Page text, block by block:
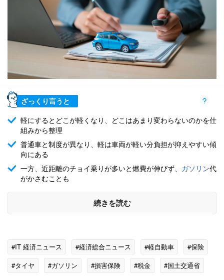
ざっくり言うと
軽にするとどこが軽くなり、どこはあまり変わらないのかを仕
組みから整理
普通車と制度が異なり、軽は車両が軽い分負担が抑えやすい傾
向にある
一方、近距離のチョイ乗りが多いと燃費が伸びず、 ガソリン代
がかさむことも
続きを読む
#IT 経済ニュース #経済総合ニュース #軽自動車
#保険
#タイヤ
#ガソリン #損害保険 #税金
#国土交通省